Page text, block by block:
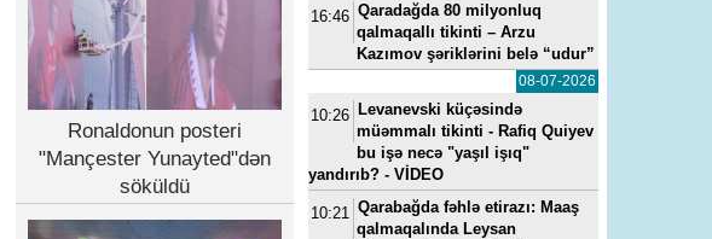
Ronaldonun posteri
"Mançester Yunayted"dən
söküldü
16:46 Qaradağda 80 milyonluq
qalmaqallı tikinti – Arzu
Kazımov şəriklərini belə “udur”
08-07-2026
10:26 Levanevski küçəsində
müəmmalı tikinti - Rafiq Quiyev
bu işə necə "yaşıl işıq"
yandırıb? - VİDEO
10:21 Qarabağda fəhlə etirazı: Maaş
qalmaqalında Leysan